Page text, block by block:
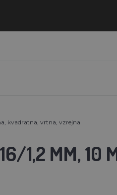
kvadratna, vrtna, vzrejna
1,2 MM, 10